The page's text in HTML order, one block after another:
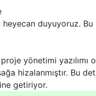
duyuyoruz.
yönetimi yazılımı
hizalanmıştır. Bu
getiriyor.